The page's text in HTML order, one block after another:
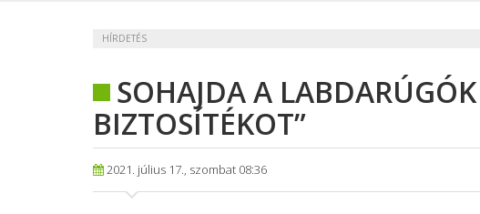
HÍRDETÉS
SOHAJDA A
BIZTOSÍTÉKOT”
2021. július 17., szombat 08:36